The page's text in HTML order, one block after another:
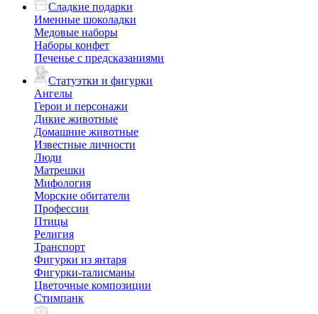
Сладкие подарки
Именные шоколадки
Медовые наборы
Наборы конфет
Печенье с предсказаниями
Статуэтки и фигурки
Ангелы
Герои и персонажи
Дикие животные
Домашние животные
Известные личности
Люди
Матрешки
Мифология
Морские обитатели
Профессии
Птицы
Религия
Транспорт
Фигурки из янтаря
Фигурки-талисманы
Цветочные композиции
Стимпанк